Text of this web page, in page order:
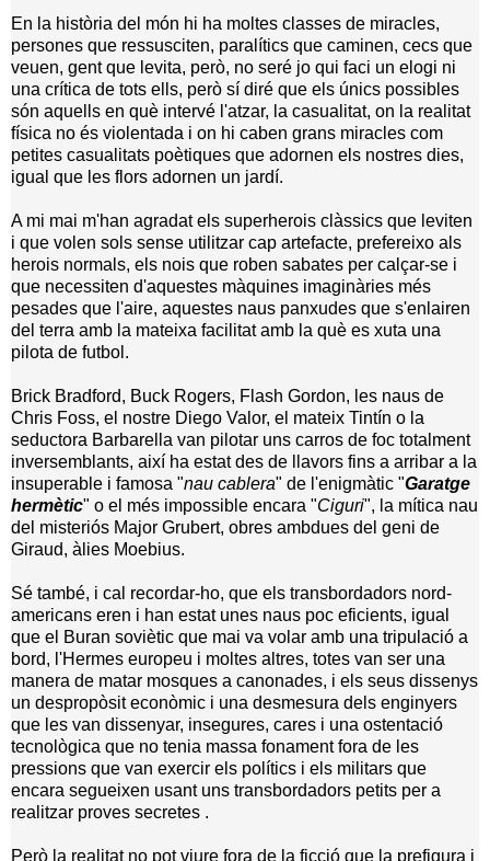
En la història del món hi ha moltes classes de miracles,
persones que ressusciten, paralítics que caminen, cecs que
veuen, gent que levita, però, no seré jo qui faci un elogi ni
una crítica de tots ells, però sí diré que els únics possibles
són aquells en què intervé l'atzar, la casualitat, on la realitat
física no és violentada i on hi caben grans miracles com
petites casualitats poètiques que adornen els nostres dies,
igual que les flors adornen un jardí.
A mi mai m'han agradat els superherois clàssics que leviten
i que volen sols sense utilitzar cap artefacte, prefereixo als
herois normals, els nois que roben sabates per calçar-se i
que necessiten d'aquestes màquines imaginàries més
pesades que l'aire, aquestes naus panxudes que s'enlairen
del terra amb la mateixa facilitat amb la què es xuta una
pilota de futbol.
Brick Bradford, Buck Rogers, Flash Gordon, les naus de
Chris Foss, el nostre Diego Valor, el mateix Tintín o la
seductora Barbarella van pilotar uns carros de foc totalment
inversemblants, així ha estat des de llavors fins a arribar a la
insuperable i famosa "nau cablera" de l'enigmàtic "Garatge
hermètic" o el més impossible encara "Ciguri", la mítica nau
del misteriós Major Grubert, obres ambdues del geni de
Giraud, àlies Moebius.
Sé també, i cal recordar-ho, que els transbordadors nord-
americans eren i han estat unes naus poc eficients, igual
que el Buran soviètic que mai va volar amb una tripulació a
bord, l'Hermes europeu i moltes altres, totes van ser una
manera de matar mosques a canonades, i els seus dissenys
un despropòsit econòmic i una desmesura dels enginyers
que les van dissenyar, insegures, cares i una ostentació
tecnològica que no tenia massa fonament fora de les
pressions que van exercir els polítics i els militars que
encara segueixen usant uns transbordadors petits per a
realitzar proves secretes .
Però la realitat no pot viure fora de la ficció que la prefigura i